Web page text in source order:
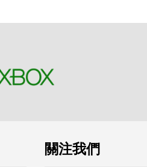
關注我們